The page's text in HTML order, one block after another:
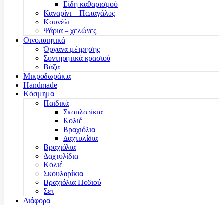
Είδη καθαρισμού
Καναρίνι – Παπαγάλος
Κουνέλι
Ψάρια – χελώνες
Οινοποιητικά
Όργανα μέτρησης
Συντηρητικά κρασιού
Βάζα
Μικροδωράκια
Handmade
Κόσμημα
Παιδικά
Σκουλαρίκια
Κολιέ
Βραχιόλια
Δαχτυλίδια
Βραχιόλια
Δαχτυλίδια
Κολιέ
Σκουλαρίκια
Βραχιόλια Ποδιού
Σετ
Διάφορα